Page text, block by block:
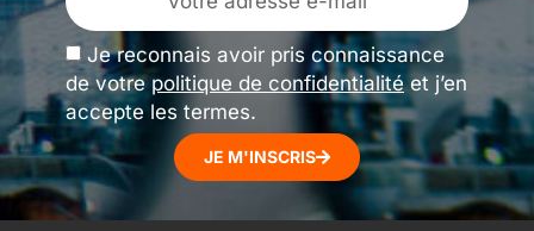
Je reconnais avoir pris connaissance
de votrepolitique de confidentialitéet j’en
accepte les termes.
JE M'INSCRIS